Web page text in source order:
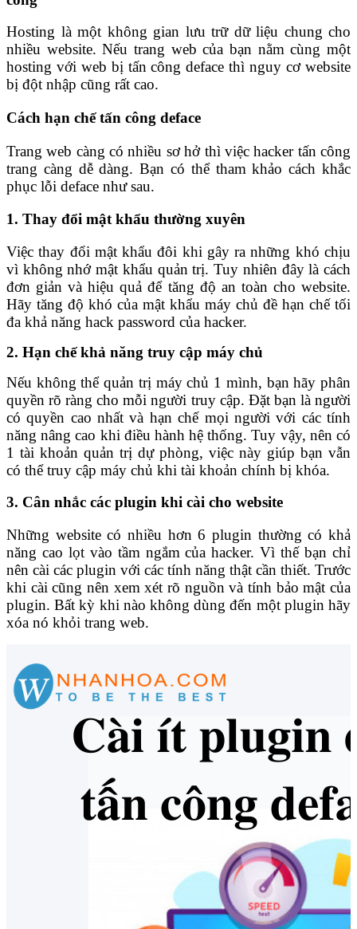
Hosting là một không gian lưu trữ dữ liệu chung cho
nhiều website. Nếu trang web của bạn nằm cùng một
hosting với web bị tấn công deface thì nguy cơ website
bị đột nhập cũng rất cao.
Cách hạn chế tấn công deface
Trang web càng có nhiều sơ hở thì việc hacker tấn công
trang càng dễ dàng. Bạn có thể tham khảo cách khắc
phục lỗi deface như sau.
1. Thay đổi mật khẩu thường xuyên
Việc thay đổi mật khẩu đôi khi gây ra những khó chịu
vì không nhớ mật khẩu quản trị. Tuy nhiên đây là cách
đơn giản và hiệu quả để tăng độ an toàn cho website.
Hãy tăng độ khó của mật khẩu máy chủ đề hạn chế tối
đa khả năng hack password của hacker.
2. Hạn chế khả năng truy cập máy chủ
Nếu không thể quản trị máy chủ 1 mình, bạn hãy phân
quyền rõ ràng cho mỗi người truy cập. Đặt bạn là người
có quyền cao nhất và hạn chế mọi người với các tính
năng nâng cao khi điều hành hệ thống. Tuy vậy, nên có
1 tài khoản quản trị dự phòng, việc này giúp bạn vẫn
có thể truy cập máy chủ khi tài khoản chính bị khóa.
3. Cân nhắc các plugin khi cài cho website
Những website có nhiều hơn 6 plugin thường có khả
năng cao lọt vào tầm ngắm của hacker. Vì thế bạn chỉ
nên cài các plugin với các tính năng thật cần thiết. Trước
khi cài cũng nên xem xét rõ nguồn và tính bảo mật của
plugin. Bất kỳ khi nào không dùng đến một plugin hãy
xóa nó khỏi trang web.